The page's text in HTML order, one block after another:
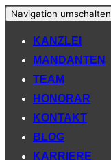
Navigation umschalten
KANZLEI
MANDANTEN
TEAM
HONORAR
KONTAKT
BLOG
KARRIERE